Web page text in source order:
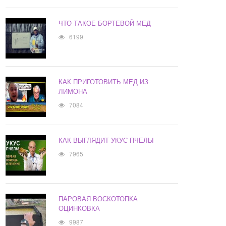
ЧТО ТАКОЕ БОРТЕВОЙ МЕД
6199
КАК ПРИГОТОВИТЬ МЕД ИЗ
ЛИМОНА
7084
КАК ВЫГЛЯДИТ УКУС ПЧЕЛЫ
7965
ПАРОВАЯ ВОСКОТОПКА
ОЦИНКОВКА
9987